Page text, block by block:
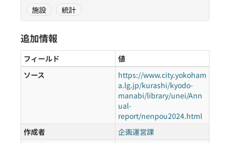
施設 統計
追加情報
フィールド
値
ソース
https://www.city.yokoham
a.lg.jp/kurashi/kyodo-
manabi/library/unei/Ann
ual-
report/nenpou2024.html
作成者
企画運営課